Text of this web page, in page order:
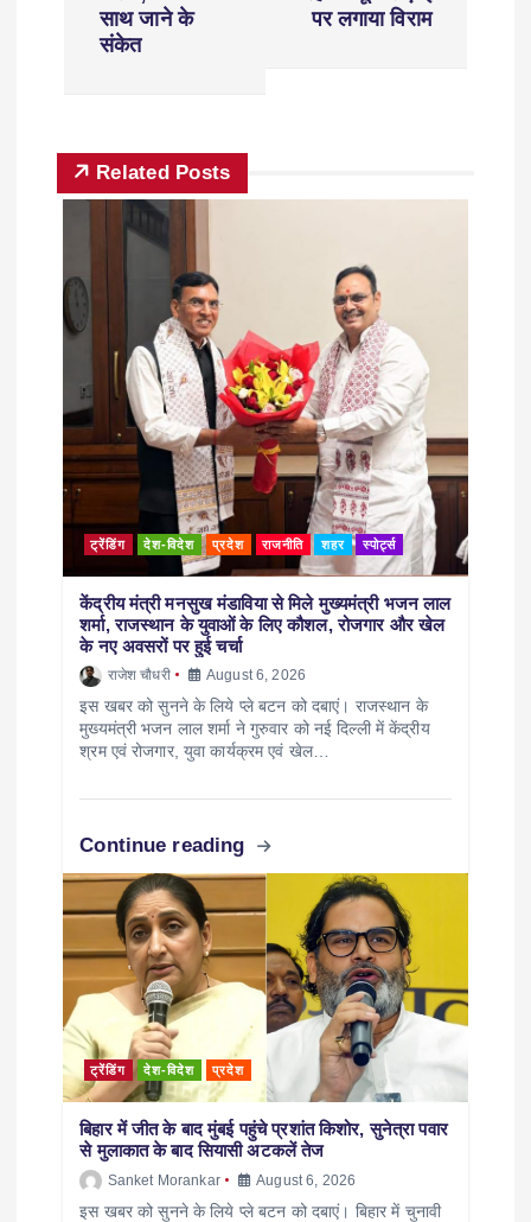
साथ जाने के
संकेत
पर लगाया विराम
Related Posts
ट्रेंडिंग देश-विदेश प्रदेश राजनीति शहर स्पोर्ट्स
केंद्रीय मंत्री मनसुख मंडाविया से मिले मुख्यमंत्री भजन लाल
शर्मा, राजस्थान के युवाओं के लिए कौशल, रोजगार और खेल
के नए अवसरों पर हुई चर्चा
राजेश चौधरी August 6, 2026
इस खबर को सुनने के लिये प्ले बटन को दबाएं। राजस्थान के
मुख्यमंत्री भजन लाल शर्मा ने गुरुवार को नई दिल्ली में केंद्रीय
श्रम एवं रोजगार, युवा कार्यक्रम एवं खेल…
Continue reading
ट्रेंडिंग देश-विदेश प्रदेश
बिहार में जीत के बाद मुंबई पहुंचे प्रशांत किशोर, सुनेत्रा पवार
से मुलाकात के बाद सियासी अटकलें तेज
Sanket Morankar August 6, 2026
इस खबर को सुनने के लिये प्ले बटन को दबाएं। बिहार में चुनावी